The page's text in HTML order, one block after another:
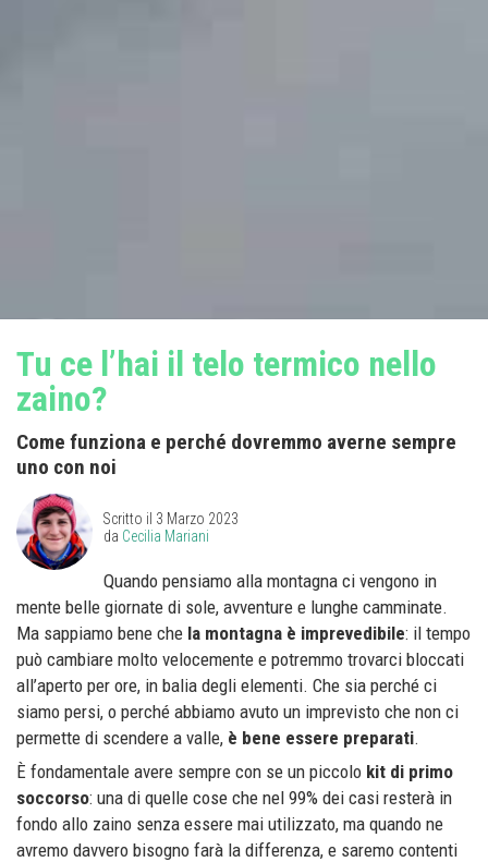
Tu ce l’hai il telo termico nello
zaino?
Come funziona e perché dovremmo averne sempre
uno con noi
Scritto il 3 Marzo 2023
da Cecilia Mariani
Quando pensiamo alla montagna ci vengono in
mente belle giornate di sole, avventure e lunghe camminate.
Ma sappiamo bene che la montagna è imprevedibile: il tempo
può cambiare molto velocemente e potremmo trovarci bloccati
all’aperto per ore, in balia degli elementi. Che sia perché ci
siamo persi, o perché abbiamo avuto un imprevisto che non ci
permette di scendere a valle, è bene essere preparati.
È fondamentale avere sempre con se un piccolo kit di primo
soccorso: una di quelle cose che nel 99% dei casi resterà in
fondo allo zaino senza essere mai utilizzato, ma quando ne
avremo davvero bisogno farà la differenza, e saremo contenti